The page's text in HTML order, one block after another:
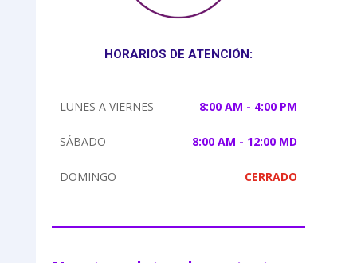
HORARIOS DE ATENCIÓN:
LUNES A VIERNES 8:00 AM - 4:00 PM
SÁBADO 8:00 AM - 12:00 MD
DOMINGO CERRADO